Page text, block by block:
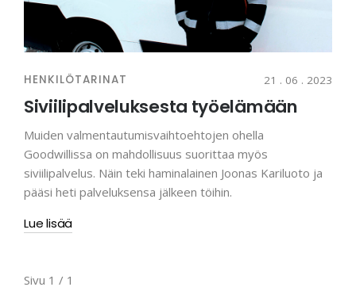
HENKILÖTARINAT 21 . 06 . 2023
Siviilipalveluksesta työelämään
Muiden valmentautumisvaihtoehtojen ohella
Goodwillissa on mahdollisuus suorittaa myös
siviilipalvelus. Näin teki haminalainen Joonas Kariluoto ja
pääsi heti palveluksensa jälkeen töihin.
Lue lisää
Sivu 1 / 1